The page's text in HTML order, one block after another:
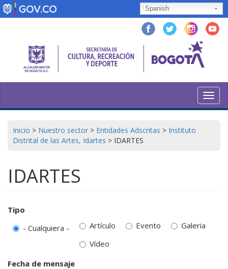
Pasar
al
Spanish
Inicio > Nuestro sector > Entidades Adscritas > Instituto
Distrital de las Artes, Idartes > IDARTES
IDARTES
Tipo
- Cualquiera -
Artículo Evento
Galeria
Vídeo
Fecha de mensaje